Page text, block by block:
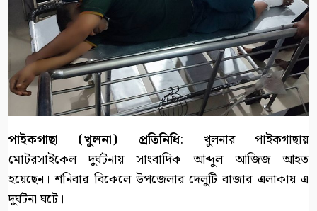
পাইকগাছা (খুলনা) প্রতিনিধি: খুলনার পাইকগাছায়
মোটরসাইকেল দুর্ঘটনায় সাংবাদিক আব্দুল আজিজ আহত
হয়েছেন। শনিবার বিকেলে উপজেলার দেলুটি বাজার এলাকায় এ
দুর্ঘটনা ঘটে।